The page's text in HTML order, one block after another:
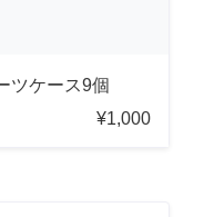
ツケース9個
¥1,000